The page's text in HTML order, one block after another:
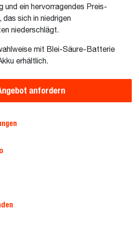
und ein hervorragendes Preis-
das sich in niedrigen
niederschlägt.
mit Blei-Säure-Batterie
erhältlich.
anfordern